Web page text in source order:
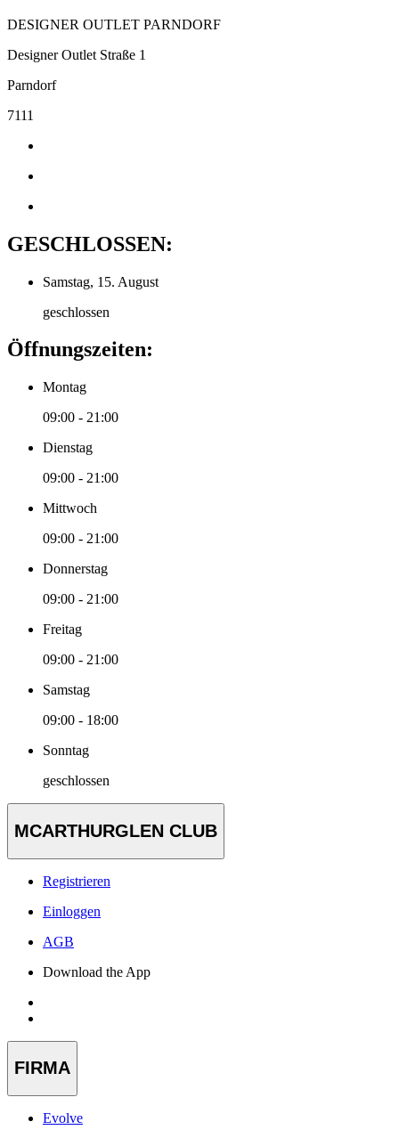
DESIGNER OUTLET PARNDORF
Designer Outlet Straße 1
Parndorf
7111
GESCHLOSSEN:
Samstag, 15. August
geschlossen
Öffnungszeiten:
Montag
09:00 - 21:00
Dienstag
09:00 - 21:00
Mittwoch
09:00 - 21:00
Donnerstag
09:00 - 21:00
Freitag
09:00 - 21:00
Samstag
09:00 - 18:00
Sonntag
geschlossen
MCARTHURGLEN CLUB
Registrieren
Einloggen
AGB
Download the App
FIRMA
Evolve